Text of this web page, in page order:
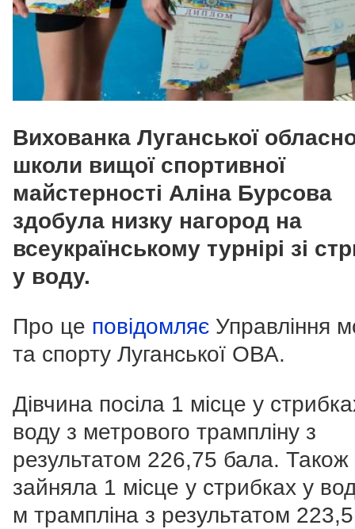
Вихованка Луганської
школи вищої спортивної
майстерності Аліна Бурсова
здобула низку нагород на
всеукраїнському турнірі зі
у воду.
Про це повідомляє Управління
та спорту Луганської ОВА.
Дівчина посіла 1 місце у
воду з метрового трампліну з
результатом 226,75 бала. Також
зайняла 1 місце у стрибках у
м трампліна з результатом